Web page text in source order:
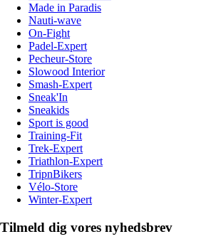
Made in Paradis
Nauti-wave
On-Fight
Padel-Expert
Pecheur-Store
Slowood Interior
Smash-Expert
Sneak'In
Sneakids
Sport is good
Training-Fit
Trek-Expert
Triathlon-Expert
TripnBikers
Vélo-Store
Winter-Expert
Tilmeld dig vores nyhedsbrev